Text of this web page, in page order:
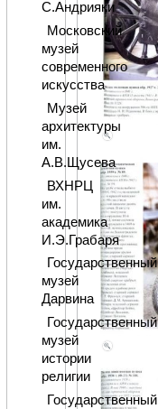
С.Андрияки
Московский
музей
современного
искусства
Музей
архитектуры
им.
А.В.Щусева
ВХНРЦ
им.
академика
И.Э.Грабаря
Государственный
музей
Дарвина
Государственный
музей
истории
религии
Государственный